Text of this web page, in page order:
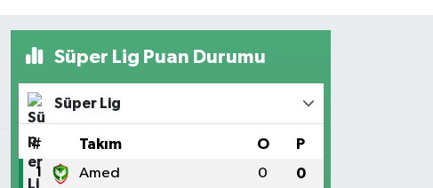
Süper Lig Puan Durumu
Süper Lig
# Takım O P
1 Amed 0 0